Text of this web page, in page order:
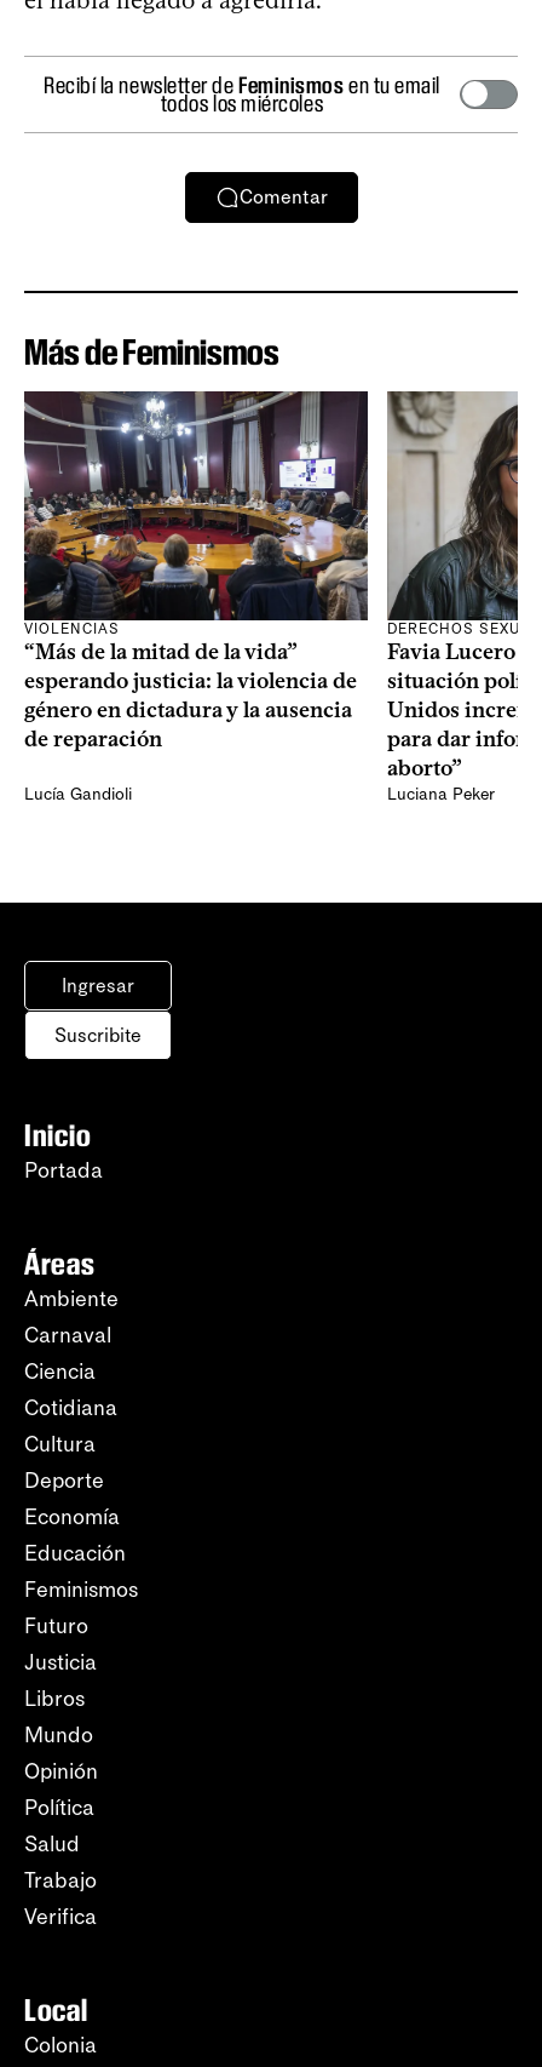
Recibí la newsletter deFeminismosen tu email
todos los miércoles
Comentar
Más de Feminismos
VIOLENCIAS
“Más de la mitad de la vida”
esperando justicia: la violencia de
género en dictadura y la ausencia
de reparación
Lucía Gandioli
DERECHOS
Favia Lucero
situación
Unidos
para dar
aborto”
Luciana Peker
Ingresar
Suscribite
Inicio
Portada
Áreas
Ambiente
Carnaval
Ciencia
Cotidiana
Cultura
Deporte
Economía
Educación
Feminismos
Futuro
Justicia
Libros
Mundo
Opinión
Política
Salud
Trabajo
Verifica
Local
Colonia